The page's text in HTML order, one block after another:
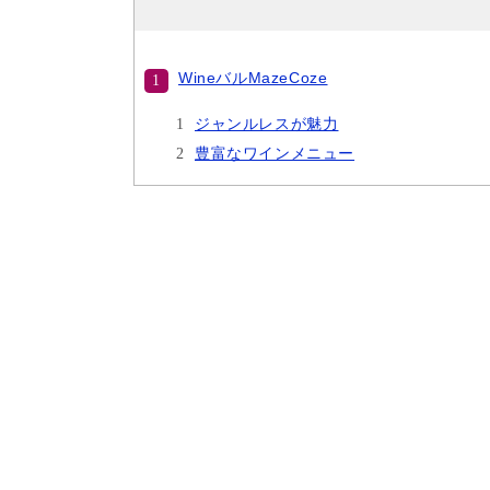
WineバルMazeCoze
ジャンルレスが魅力
豊富なワインメニュー